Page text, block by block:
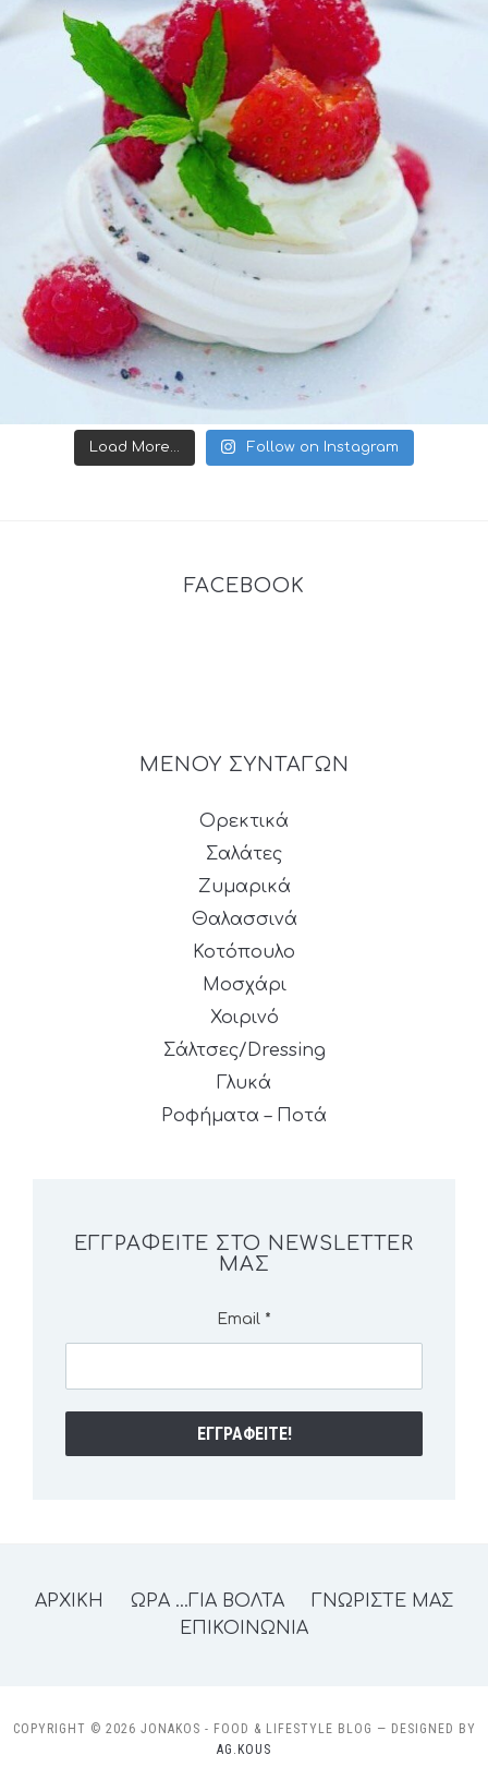
Load More... Follow on Instagram
FACEBOOK
ΜΕΝΟΥ ΣΥΝΤΑΓΩΝ
Ορεκτικά
Σαλάτες
Ζυμαρικά
Θαλασσινά
Κοτόπουλο
Μοσχάρι
Χοιρινό
Σάλτσες/Dressing
Γλυκά
Ροφήματα – Ποτά
ΕΓΓΡΑΦΕΊΤΕ ΣΤΟ NEWSLETTER
ΜΑΣ
Email *
ΑΡΧΙΚΗ ΩΡΑ …ΓΙΑ ΒΟΛΤΑ
ΓΝΩΡΙΣΤΕ ΜΑΣ
ΕΠΙΚΟΙΝΩΝΙΑ
COPYRIGHT © 2026 JONAKOS - FOOD & LIFESTYLE BLOG — DESIGNED BY
AG.KOUS